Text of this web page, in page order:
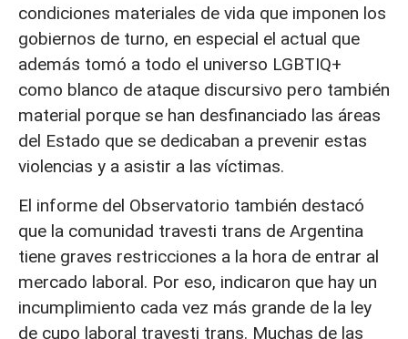
condiciones materiales de vida que imponen los
gobiernos de turno, en especial el actual que
además tomó a todo el universo LGBTIQ+
como blanco de ataque discursivo pero también
material porque se han desfinanciado las áreas
del Estado que se dedicaban a prevenir estas
violencias y a asistir a las víctimas.
El informe del Observatorio también destacó
que la comunidad travesti trans de Argentina
tiene graves restricciones a la hora de entrar al
mercado laboral. Por eso, indicaron que hay un
incumplimiento cada vez más grande de la ley
de cupo laboral travesti trans. Muchas de las